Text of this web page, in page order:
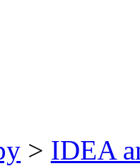
> IDEA